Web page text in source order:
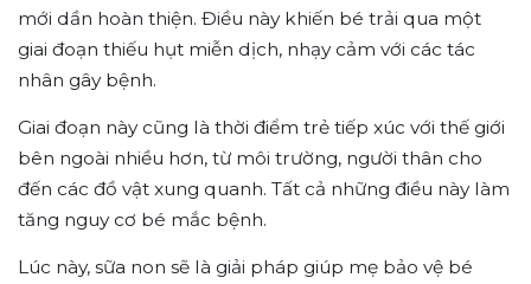
mới dần hoàn thiện. Điều này khiến bé trải qua một
giai đoạn thiếu hụt miễn dịch, nhạy cảm với các tác
nhân gây bệnh.
Giai đoạn này cũng là thời điểm trẻ tiếp xúc với thế giới
bên ngoài nhiều hơn, từ môi trường, người thân cho
đến các đồ vật xung quanh. Tất cả những điều này làm
tăng nguy cơ bé mắc bệnh.
Lúc này, sữa non sẽ là giải pháp giúp mẹ bảo vệ bé